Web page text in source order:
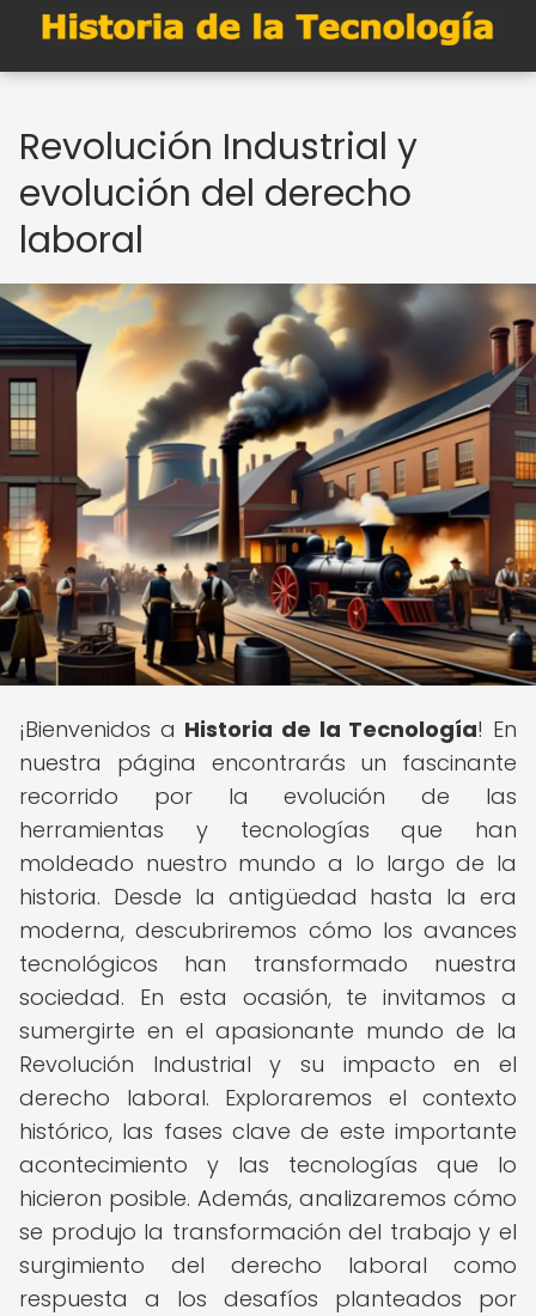
Revolución Industrial y
evolución del derecho
laboral
¡Bienvenidos a Historia de la Tecnología! En
nuestra página encontrarás un fascinante
recorrido por la evolución de las
herramientas y tecnologías que han
moldeado nuestro mundo a lo largo de la
historia. Desde la antigüedad hasta la era
moderna, descubriremos cómo los avances
tecnológicos han transformado nuestra
sociedad. En esta ocasión, te invitamos a
sumergirte en el apasionante mundo de la
Revolución Industrial y su impacto en el
derecho laboral. Exploraremos el contexto
histórico, las fases clave de este importante
acontecimiento y las tecnologías que lo
hicieron posible. Además, analizaremos cómo
se produjo la transformación del trabajo y el
surgimiento del derecho laboral como
respuesta a los desafíos planteados por